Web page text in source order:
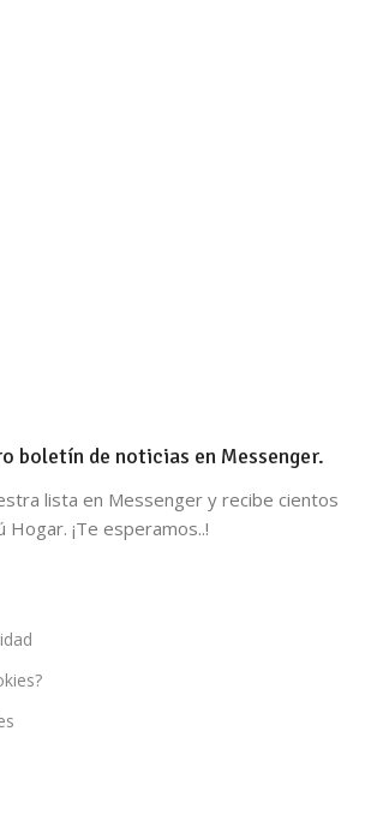
boletín de noticias en Messenger.
lista en Messenger y recibe cientos
¡Te esperamos..!